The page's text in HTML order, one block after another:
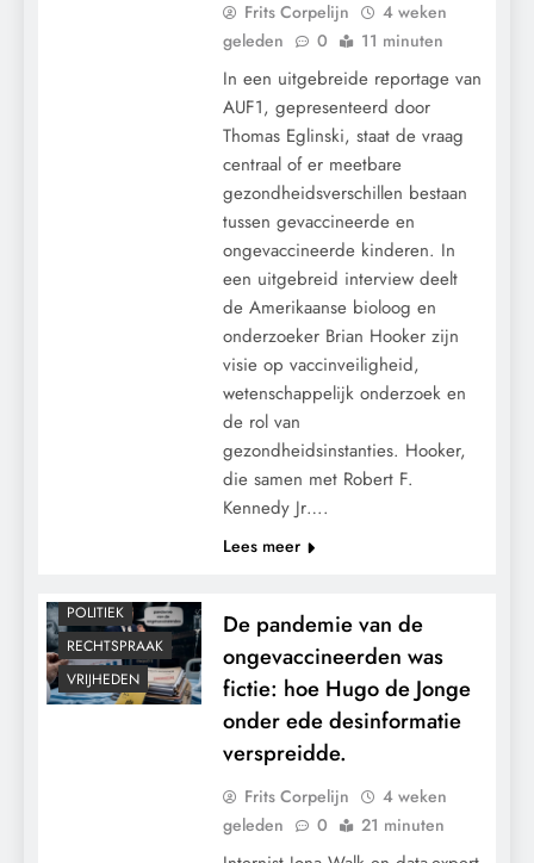
Frits Corpelijn
4 weken
geleden
0 11 minuten
In een uitgebreide reportage van
AUF1, gepresenteerd door
Thomas Eglinski, staat de vraag
centraal of er meetbare
gezondheidsverschillen bestaan
tussen gevaccineerde en
ongevaccineerde kinderen. In
een uitgebreid interview deelt
de Amerikaanse bioloog en
onderzoeker Brian Hooker zijn
visie op vaccinveiligheid,
wetenschappelijk onderzoek en
de rol van
gezondheidsinstanties. Hooker,
die samen met Robert F.
Kennedy Jr….
Lees meer
POLITIEK
RECHTSPRAAK
VRIJHEDEN
De pandemie van de
ongevaccineerden was
fictie: hoe Hugo de Jonge
onder ede desinformatie
verspreidde.
Frits Corpelijn
4 weken
geleden
0 21 minuten